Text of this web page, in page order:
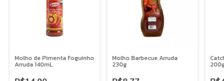
Molho de Pimenta Foguinho
Arruda 140mL
Molho Barbecue Arruda
230g